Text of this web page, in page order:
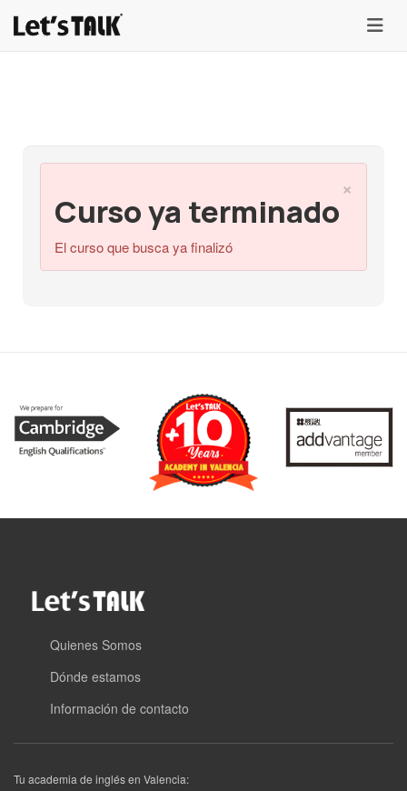
menu
×
Curso ya terminado
El curso que busca ya finalizó
Quienes Somos
Dónde estamos
Información de contacto
Tu academia de inglés en Valencia: